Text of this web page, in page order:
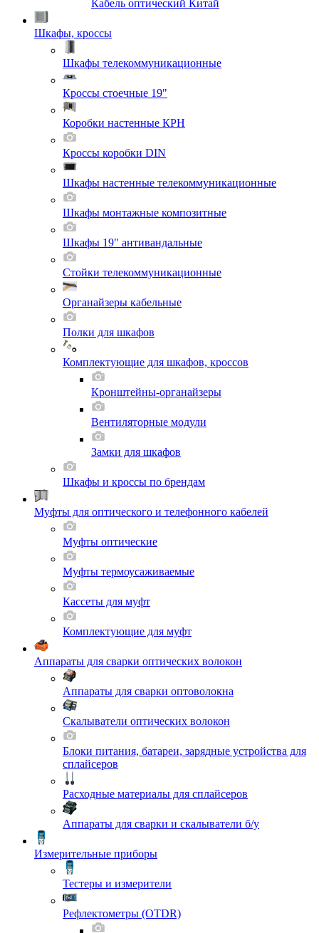
Кабель оптический Китай
Шкафы, кроссы
Шкафы телекоммуникационные
Кроссы стоечные 19"
Коробки настенные КРН
Кроссы коробки DIN
Шкафы настенные телекоммуникационные
Шкафы монтажные композитные
Шкафы 19" антивандальные
Стойки телекоммуникационные
Органайзеры кабельные
Полки для шкафов
Комплектующие для шкафов, кроссов
Кронштейны-органайзеры
Вентиляторные модули
Замки для шкафов
Шкафы и кроссы по брендам
Муфты для оптического и телефонного кабелей
Муфты оптические
Муфты термоусаживаемые
Кассеты для муфт
Комплектующие для муфт
Аппараты для сварки оптических волокон
Аппараты для сварки оптоволокна
Скалыватели оптических волокон
Блоки питания, батареи, зарядные устройства для
сплайсеров
Расходные материалы для сплайсеров
Аппараты для сварки и скалыватели б/у
Измерительные приборы
Тестеры и измерители
Рефлектометры (OTDR)